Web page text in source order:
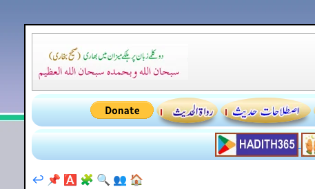
🏠
👥
🔍
🧩
🅰️
📌
↩️